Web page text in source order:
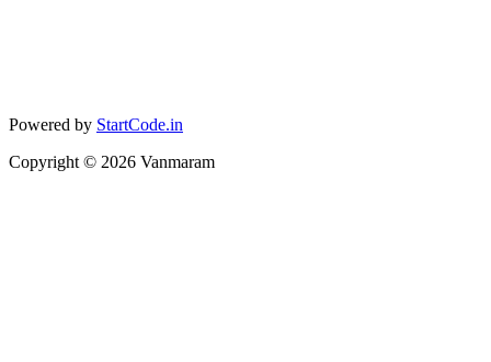
Powered by StartCode.in
Copyright © 2026 Vanmaram